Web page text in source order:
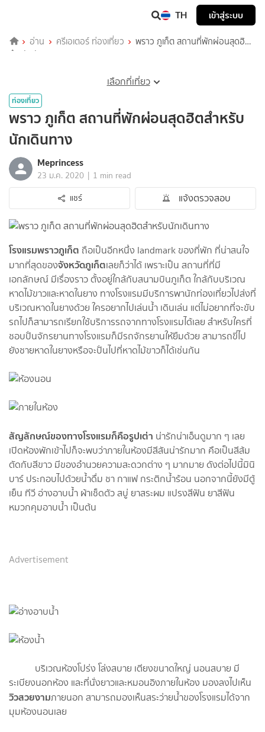
TH เข้าสู่ระบบ
อ่าน ครีเอเตอร์ ท่องเที่ยว
พราว ภูเก็ต สถานที่พักผ่อนสุดฮิต
สำหรับนักเดินทาง
เลือกที่เที่ยว
ท่องเที่ยว
พราว ภูเก็ต สถานที่พักผ่อนสุดฮิตสำหรับ
นักเดินทาง
Meprincess
23 ม.ค. 2020 | 1 min read
แชร์
แจ้งตรวจสอบ
โรงแรมพราวภูเก็ต ถือเป็นอีกหนึ่ง landmark ของที่พัก ที่น่าสนใจ
มากที่สุดของจังหวัดภูเก็ตเลยก็ว่าได้ เพราะเป็น สถานที่ที่มี
เอกลักษณ์ มีเรื่องราว ตั้งอยู่ใกล้กับสนามบินภูเก็ต ใกล้กับบริเวณ
หาดไม้ขาวและหาดในยาง ทางโรงแรมมีบริการพานักท่องเที่ยวไปส่งที่
บริเวณหาดในยางด้วย ใครอยากไปเล่นน้ำ เดินเล่น แต่ไม่อยากที่จะขับ
รถไปก็สามารถเรียกใช้บริการรถจากทางโรงแรมได้เลย สำหรับใครที่
ชอบปั่นจักรยานทางโรงแรมก็มีรถจักรยานให้ยืมด้วย สามารถขี่ไป
ยังชายหาดในยางหรือจะปั่นไปที่หาดไม้ขาวก็ได้เช่นกัน
สัญลักษณ์ของทางโรงแรมก็คือรูปเต่า น่ารักน่าเอ็นดูมาก ๆ เลย
เปิดห้องพักเข้าไปก็จะพบว่าภายในห้องมีสีสันน่ารักมาก คือเป็นสีส้ม
ตัดกับสีขาว มีของอำนวยความสะดวกต่าง ๆ มากมาย ดังต่อไปนี้มินิ
บาร์ ประกอบไปด้วยน้ำดื่ม ชา กาแฟ กระติกน้ำร้อน นอกจากนี้ยังมีตู้
เย็น ทีวี อ่างอาบน้ำ ผ้าเช็ดตัว สบู่ ยาสระผม แปรงสีฟัน ยาสีฟัน
หมวกคุมอาบน้ำ เป็นต้น
Advertisement
บริเวณห้องโปร่ง โล่งสบาย เตียงขนาดใหญ่ นอนสบาย มี
ระเบียงนอกห้อง และที่นั่งยาวและหมอนอิงภายในห้อง มองลงไปเห็น
วิวสวยงามภายนอก สามารถมองเห็นสระว่ายน้ำของโรงแรมได้จาก
มุมห้องนอนเลย